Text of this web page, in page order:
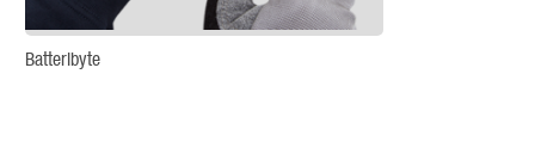
Batteribyte